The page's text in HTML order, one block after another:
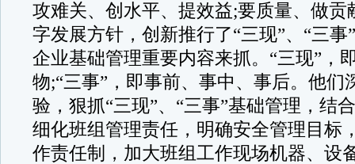
攻难关、创水平、提效益;要质量、做贡
字发展方针，创新推行了“三现”、“三事
企业基础管理重要内容来抓。“三现”，
物;“三事”，即事前、事中、事后。他们
验，狠抓“三现”、“三事”基础管理，结
细化班组管理责任，明确安全管理目标
作责任制，加大班组工作现场机器、设